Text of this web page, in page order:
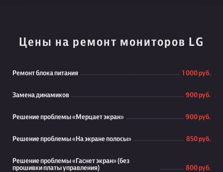
Цены на ремонт мониторов LG
Ремонт блока питания 1 000 руб.
Замена динамиков 900 руб.
Решение проблемы «Мерцает экран» 900 руб.
Решение проблемы «На экране полосы» 850 руб.
Решение проблемы «Гаснет экран» (без
прошивки платы управления)
800 руб.